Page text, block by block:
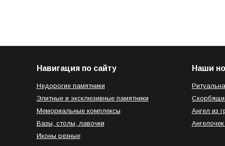
Навигация по сайту
Недорогие памятники
Элитные и эксклюзивные памятники
Мемориальные комплексы
Вазы, столы, лавочки
Иконы резные
Наши
Ангел из